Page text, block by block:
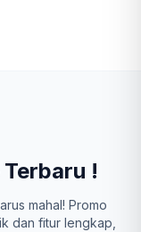
!
mahal! Promo
dan fitur lengkap,